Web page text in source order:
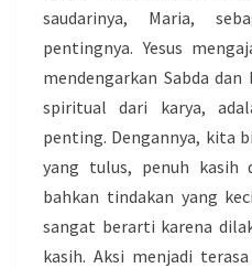
saudarinya, Maria,
pentingnya. Yesus
mendengarkan Sabda
spiritual dari karya,
penting. Dengannya, kita
yang tulus, penuh kasih
bahkan tindakan yang
sangat berarti karena
kasih. Aksi menjadi